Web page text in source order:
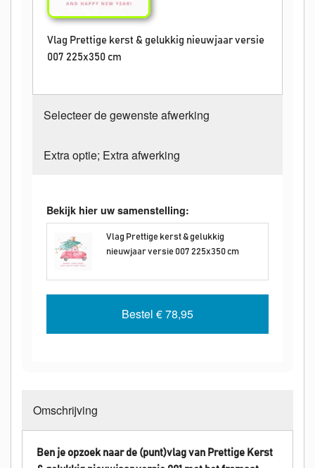
Vlag Prettige kerst & gelukkig nieuwjaar versie
007 225x350 cm
Selecteer de gewenste afwerking
Extra optie; Extra afwerking
Bekijk hier uw samenstelling:
Vlag Prettige kerst & gelukkig
nieuwjaar versie 007 225x350 cm
Bestel € 78,95
Omschrijving
Ben je opzoek naar de (punt)vlag van Prettige Kerst